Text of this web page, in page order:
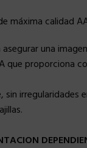
máxima calidad
una
que proporciona
irregularidades